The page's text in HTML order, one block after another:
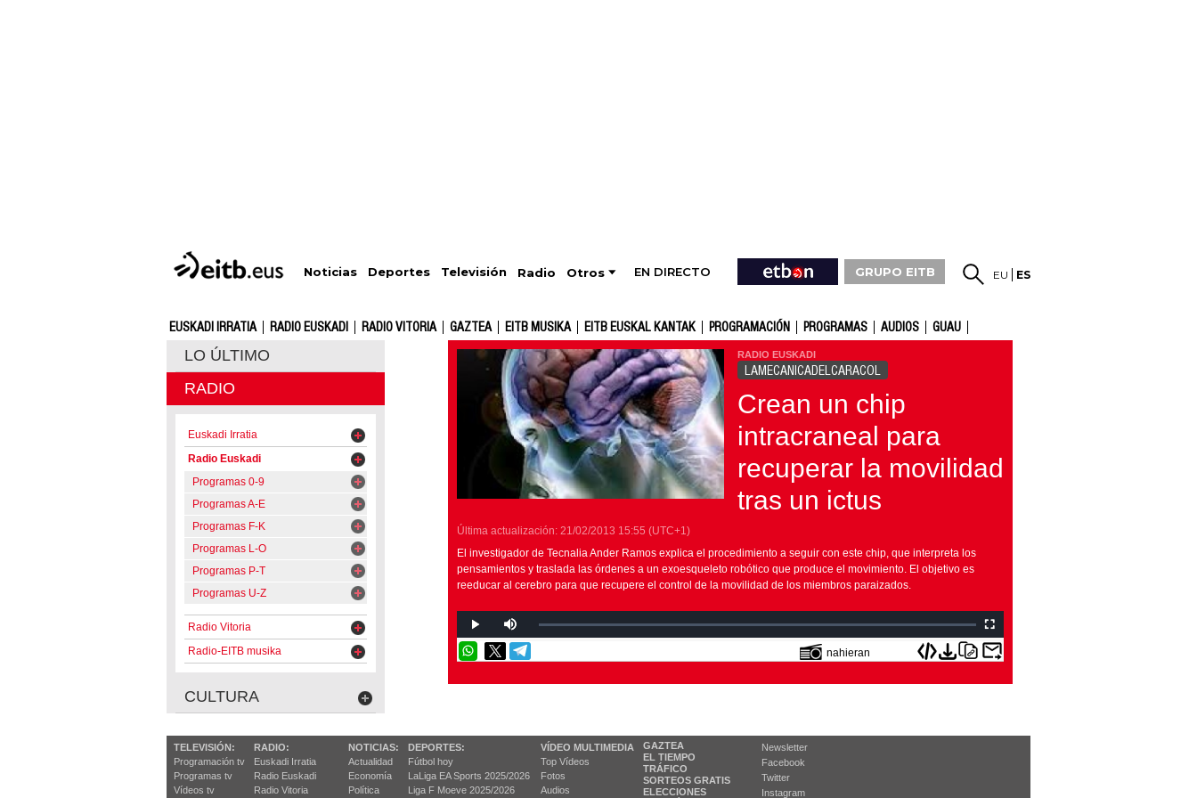
Noticias Deportes Televisión Radio Otros EN DIRECTO GRUPO EITB EU ES
EUSKADI IRRATIA RADIO EUSKADI RADIO VITORIA GAZTEA EITB MUSIKA EITB EUSKAL KANTAK PROGRAMACIÓN PROGRAMAS AUDIOS GUAU
LO ÚLTIMO
RADIO
Euskadi Irratia
Radio Euskadi
Programas 0-9
Programas A-E
Programas F-K
Programas L-O
Programas P-T
Programas U-Z
Radio Vitoria
Radio-EITB musika
CULTURA
RADIO EUSKADI
LAMECANICADELCARACOL
Crean un chip
intracraneal para
recuperar la movilidad
tras un ictus
Última actualización: 21/02/2013 15:55 (UTC+1)
El investigador de Tecnalia Ander Ramos explica el procedimiento a seguir con este chip, que interpreta los
pensamientos y traslada las órdenes a un exoesqueleto robótico que produce el movimiento. El objetivo es
reeducar al cerebro para que recupere el control de la movilidad de los miembros paraizados.
nahieran
TELEVISIÓN:
Programación tv
Programas tv
Vídeos tv
RADIO:
Euskadi Irratia
Radio Euskadi
Radio Vitoria
NOTICIAS:
Actualidad
Economía
Política
DEPORTES:
Fútbol hoy
LaLiga EA Sports 2025/2026
Liga F Moeve 2025/2026
VÍDEO MULTIMEDIA
Top Vídeos
Fotos
Audios
GAZTEA
EL TIEMPO
TRÁFICO
SORTEOS GRATIS
ELECCIONES
Newsletter
Facebook
Twitter
Instagram